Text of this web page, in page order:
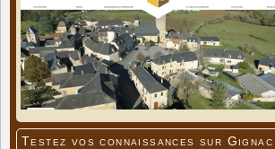
Testez vos connaissances sur Gignac